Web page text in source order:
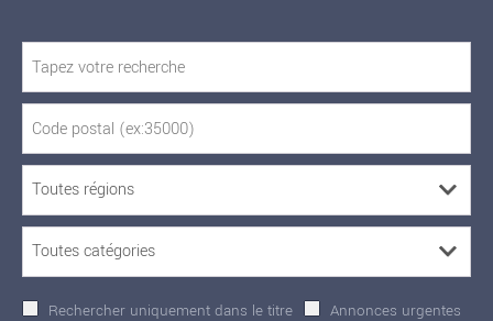
Rechercher uniquement dans le titre Annonces urgentes